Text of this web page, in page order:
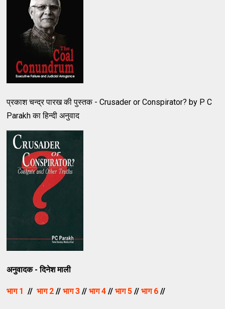
प्रकाश चन्द्र पारख की पुस्तक - Crusader or Conspirator? by P C
Parakh का हिन्दी अनुवाद
अनुवादक - दिनेश माली
भाग 1 //भाग 2 //भाग 3 //भाग 4 //भाग 5 //भाग 6 //